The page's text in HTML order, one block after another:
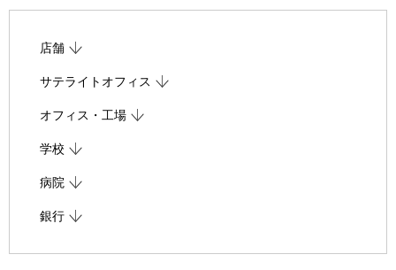
シ
店舗
サテライトオフィス
オフィス・工場
学校
病院
銀行